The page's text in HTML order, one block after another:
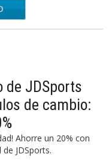
de JDSports
de cambio:
Ahorre un 20% con
JDSports.